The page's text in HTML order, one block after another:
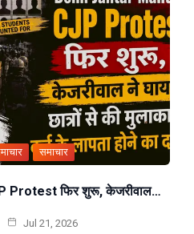
समाचार
Protest फिर शुरू, केजरीवाल…
Jul 21, 2026